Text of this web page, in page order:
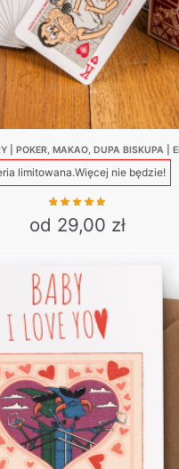
| POKER, MAKAO, DUPA BISKUPA |
limitowana.Więcej nie będzie!
od 29,00 zł
product
has
multiple
variants.
The
options
may
be
chosen
on